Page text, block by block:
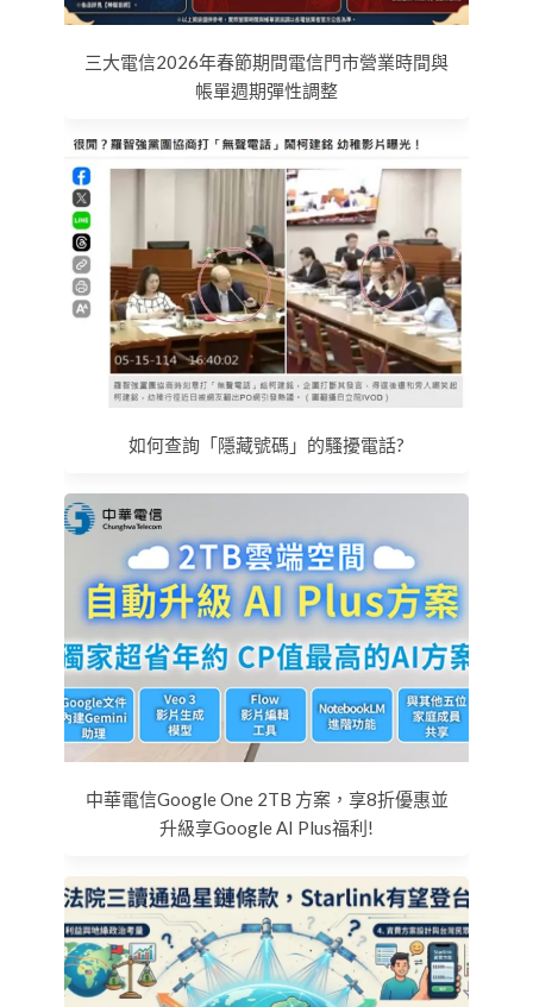
三大電信2026年春節期間電信門市營業時間與
帳單週期彈性調整
如何查詢「隱藏號碼」的騷擾電話?
中華電信Google One 2TB 方案，享8折優惠並
升級享Google AI Plus福利!